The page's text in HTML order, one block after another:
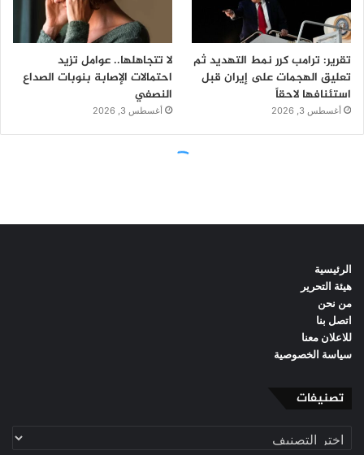
الرئيسية
هيئة التحرير
من نحن
اتصل بنا
للاعلان معنا
سياسة الخصوصية
تصنيفات
تصنيفات